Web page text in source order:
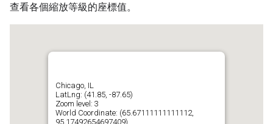
查看各個縮放等級的座標值。